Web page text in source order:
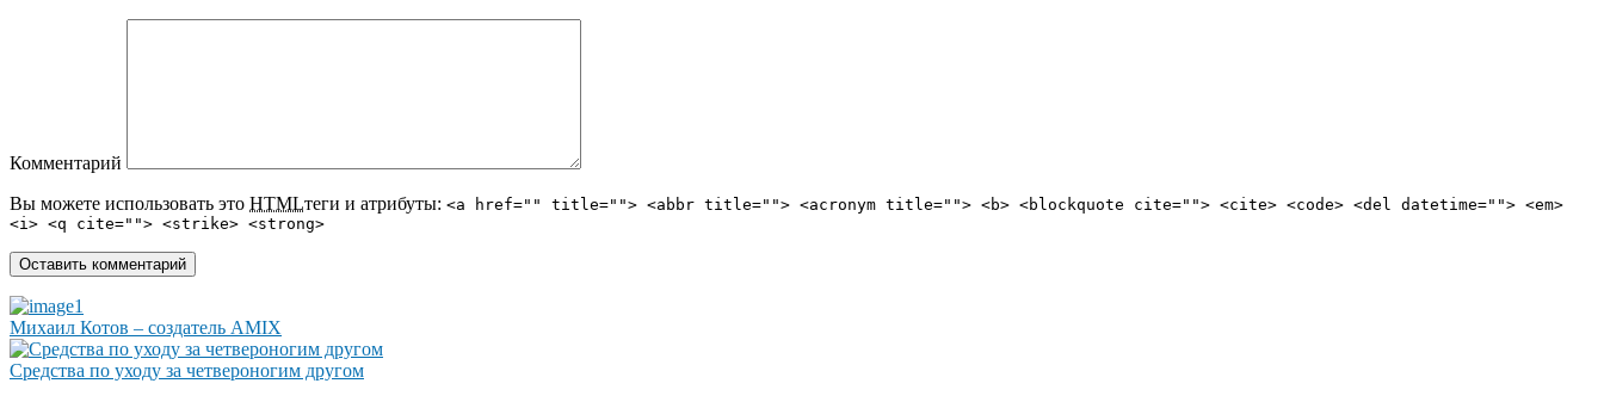
Комментарий
Вы можете использовать это HTMLтеги и атрибуты: <a href="" title=""> <abbr title=""> <acronym title=""> <b> <blockquote cite=""> <cite> <code> <del datetime=""> <em>
<i> <q cite=""> <strike> <strong>
Михаил Котов – создатель AMIX
Средства по уходу за четвероногим другом